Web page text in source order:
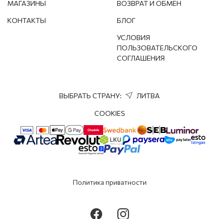
МАГАЗИНЫ
КОНТАКТЫ
ВОЗВРАТ И ОБМЕН
БЛОГ
УСЛОВИЯ
ПОЛЬЗОВАТЕЛЬСКОГО
СОГЛАШЕНИЯ
ВЫБРАТЬ СТРАНУ: ЛИТВА
COOKIES
Политика приватности